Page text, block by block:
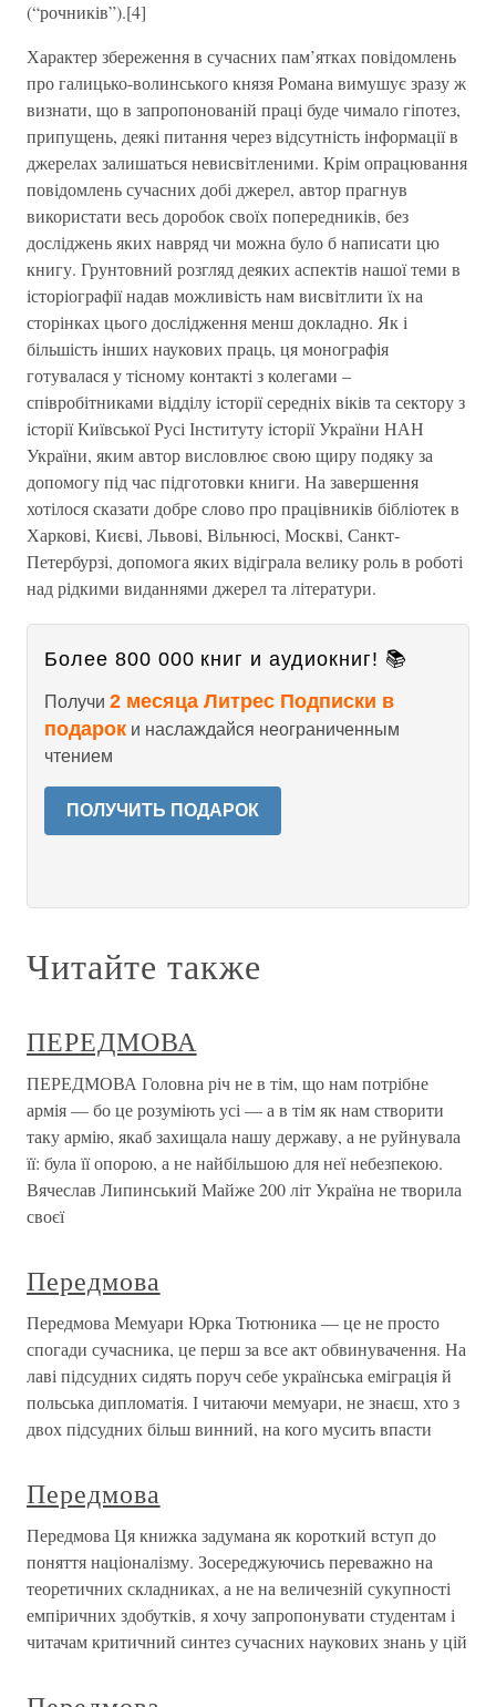
(“рочників”).[4]
Характер збереження в сучасних пам’ятках повідомлень
про галицько-волинського князя Романа вимушує зразу ж
визнати, що в запропонованій праці буде чимало гіпотез,
припущень, деякі питання через відсутність інформації в
джерелах залишаться невисвітленими. Крім опрацювання
повідомлень сучасних добі джерел, автор прагнув
використати весь доробок своїх попередників, без
досліджень яких навряд чи можна було б написати цю
книгу. Грунтовний розгляд деяких аспектів нашої теми в
історіографії надав можливість нам висвітлити їх на
сторінках цього дослідження менш докладно. Як і
більшість інших наукових праць, ця монографія
готувалася у тісному контакті з колегами –
співробітниками відділу історії середніх віків та сектору з
історії Київської Русі Інституту історії України НАН
України, яким автор висловлює свою щиру подяку за
допомогу під час підготовки книги. На завершення
хотілося сказати добре слово про працівників бібліотек в
Харкові, Києві, Львові, Вільнюсі, Москві, Санкт-
Петербурзі, допомога яких відіграла велику роль в роботі
над рідкими виданнями джерел та літератури.
Более 800 000 книг и аудиокниг! 📚
Получи 2 месяца Литрес Подписки в
подарок и наслаждайся неограниченным
чтением
ПОЛУЧИТЬ ПОДАРОК
Читайте также
ПЕРЕДМОВА
ПЕРЕДМОВА Головна річ не в тім, що нам потрібне
армія — бо це розуміють усі — а в тім як нам створити
таку армію, якаб захищала нашу державу, а не руйнувала
її: була її опорою, а не найбільшою для неї небезпекою.
Вячеслав Липинський Майже 200 літ Україна не творила
своєї
Передмова
Передмова Мемуари Юрка Тютюника — це не просто
спогади сучасника, це перш за все акт обвинувачення. На
лаві підсудних сидять поруч себе українська еміграція й
польська дипломатія. І читаючи мемуари, не знаєш, хто з
двох підсудних більш винний, на кого мусить впасти
Передмова
Передмова Ця книжка задумана як короткий вступ до
поняття націоналізму. Зосереджуючись переважно на
теоретичних складниках, а не на величезній сукупності
емпіричних здобутків, я хочу запропонувати студентам і
читачам критичний синтез сучасних наукових знань у цій